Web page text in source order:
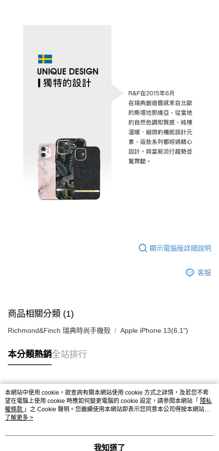
顯示電腦版詳細說明
客服
商品相關分類 (1)
Richmond&Finch 瑞典時尚手機殼 Apple iPhone 13(6.1")
本分類熱銷全站排行
熱門標籤
本網站中使用 cookie，欲查詢有關本網站使用 cookie 方式之詳情，及若您不希
望在電腦上使用 cookie 時應如何變更電腦的 cookie 設定，請參閱本網站「 隱私
權條款 」之 Cookie 聲明。您繼續使用本網站即表示您同意本公司得按本網站使
用條款之 Cookie 聲明使用 cookie。
了解更多 >
我知道了